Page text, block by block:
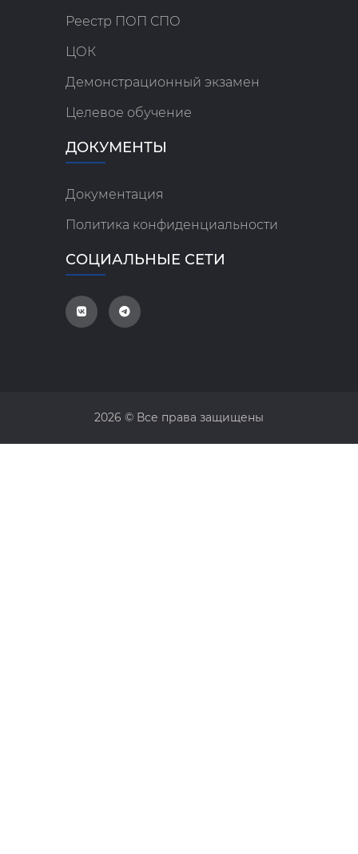
Реестр ПОП СПО
ЦОК
Демонстрационный экзамен
Целевое обучение
ДОКУМЕНТЫ
Документация
Политика конфиденциальности
СОЦИАЛЬНЫЕ СЕТИ
2026 © Все права защищены